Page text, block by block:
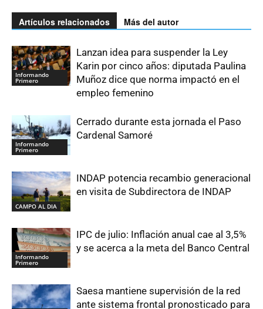
Artículos relacionados Más del autor
Informando
Primero
Lanzan idea para suspender la Ley
Karin por cinco años: diputada Paulina
Muñoz dice que norma impactó en el
empleo femenino
Informando
Primero
Cerrado durante esta jornada el Paso
Cardenal Samoré
CAMPO AL DIA
INDAP potencia recambio generacional
en visita de Subdirectora de INDAP
Informando
Primero
IPC de julio: Inflación anual cae al 3,5%
y se acerca a la meta del Banco Central
Saesa mantiene supervisión de la red
ante sistema frontal pronosticado para